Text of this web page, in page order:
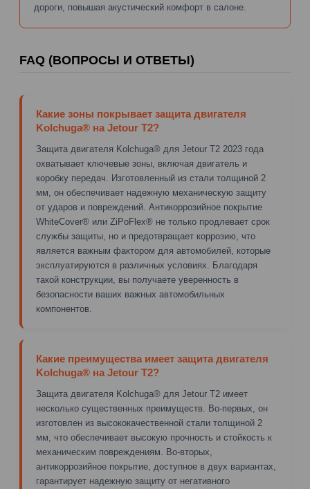
дороги, повышая акустический комфорт в салоне.
FAQ (ВОПРОСЫ И ОТВЕТЫ)
Какие зоны покрывает защита двигателя
Kolchuga® на Jetour T2?
Защита двигателя Kolchuga® для Jetour T2 2023 года
охватывает ключевые зоны, включая двигатель и
коробку передач. Изготовленный из стали толщиной 2
мм, он обеспечивает надежную механическую защиту
от ударов и повреждений. Антикоррозийное покрытие
WhiteCover® или ZiPoFlex® не только продлевает срок
службы защиты, но и предотвращает коррозию, что
является важным фактором для автомобилей, которые
эксплуатируются в различных условиях. Благодаря
такой конструкции, вы получаете уверенность в
безопасности ваших важных автомобильных
компонентов.
Какие преимущества имеет защита двигателя
Kolchuga® на Jetour T2?
Защита двигателя Kolchuga® для Jetour T2 имеет
несколько существенных преимуществ. Во-первых, он
изготовлен из высококачественной стали толщиной 2
мм, что обеспечивает высокую прочность и стойкость к
механическим повреждениям. Во-вторых,
антикоррозийное покрытие, доступное в двух вариантах,
гарантирует надежную защиту от негативного